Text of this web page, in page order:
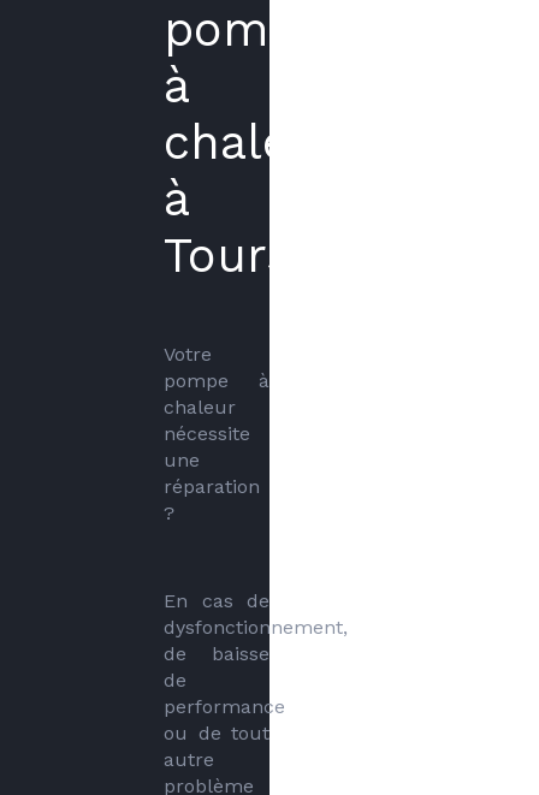
pompe
à
chaleur
à
Tours
Votre
pompe à
chaleur
nécessite
une
réparation
?
En cas de
dysfonctionnement,
de baisse
de
performance
ou de tout
autre
problème